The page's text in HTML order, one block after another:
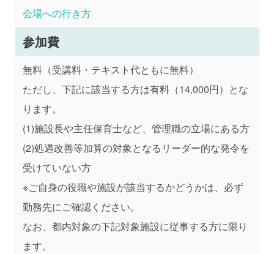
会場への行き方
参加費
無料（受講料・テキスト代ともに無料）
ただし、下記に該当する方は有料（14,000円）とな
ります。
(1)施設長や主任保育士など、管理職の立場にある方
(2)処遇改善等加算の対象となるリーダー的な発令を
受けていない方
※ご自身の役職や施設が該当するかどうかは、必ず
勤務先にご確認ください。
なお、都内対象の下記対象施設に従事する方に限り
ます。